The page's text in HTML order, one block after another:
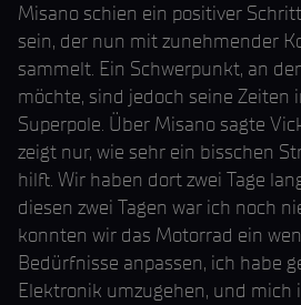
Misano schien ein positiver
sein, der nun mit zunehmender
sammelt. Ein Schwerpunkt, an
möchte, sind jedoch seine Zeiten
Superpole. Über Misano sagte
zeigt nur, wie sehr ein bisschen
hilft. Wir haben dort zwei Tage
diesen zwei Tagen war ich noch
konnten wir das Motorrad ein
Bedürfnisse anpassen, ich habe
Elektronik umzugehen, und mich